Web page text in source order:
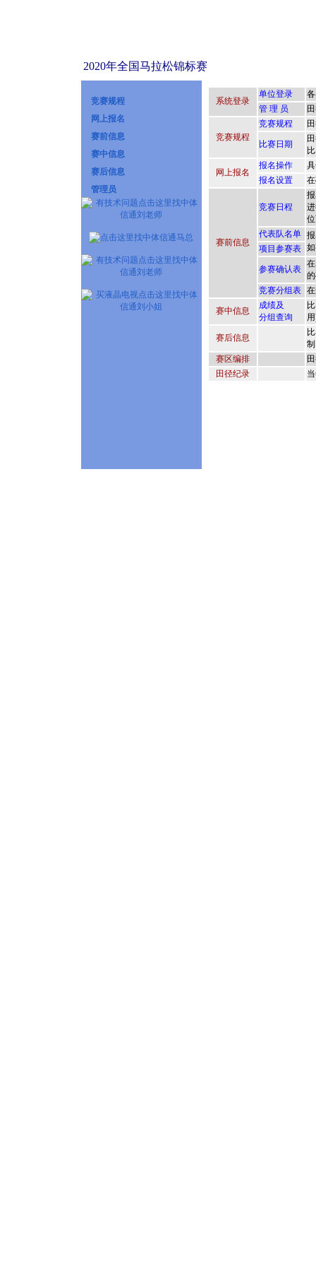
2020年全国马拉松锦标赛
竞赛规程
网上报名
赛前信息
赛中信息
赛后信息
管理员